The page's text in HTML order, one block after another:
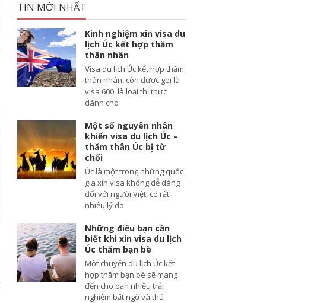
TIN MỚI NHẤT
Kinh nghiệm xin visa du
lịch Úc kết hợp thăm
thân nhân
Visa du lịch Úc kết hợp thăm
thân nhân, còn được gọi là
visa 600, là loại thị thực
dành cho
Một số nguyên nhân
khiến visa du lịch Úc –
thăm thân Úc bị từ
chối
Úc là một trong những quốc
gia xin visa không dễ dàng
đối với người Việt, có rất
nhiều lý do
Những điều bạn cần
biết khi xin visa du lịch
Úc thăm bạn bè
Một chuyến du lịch Úc kết
hợp thăm bạn bè sẽ mang
đến cho bạn nhiều trải
nghiệm bất ngờ và thú